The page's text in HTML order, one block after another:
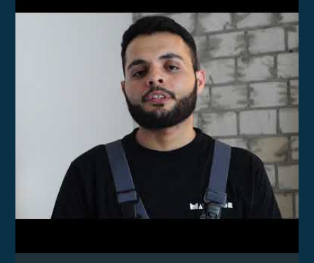
Das Video wird von YouTube eingebettet.
Datenschutzerklärungenvon Google.